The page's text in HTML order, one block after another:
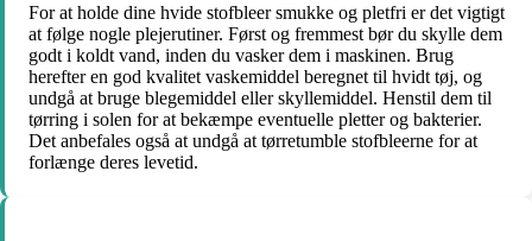
For at holde dine hvide stofbleer smukke og pletfri er det vigtigt
at følge nogle plejerutiner. Først og fremmest bør du skylle dem
godt i koldt vand, inden du vasker dem i maskinen. Brug
herefter en god kvalitet vaskemiddel beregnet til hvidt tøj, og
undgå at bruge blegemiddel eller skyllemiddel. Henstil dem til
tørring i solen for at bekæmpe eventuelle pletter og bakterier.
Det anbefales også at undgå at tørretumble stofbleerne for at
forlænge deres levetid.